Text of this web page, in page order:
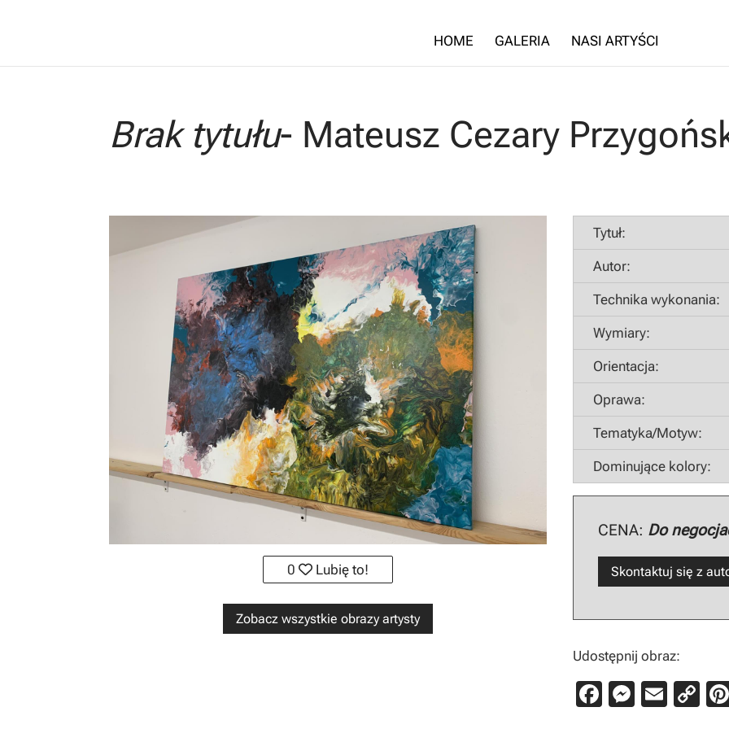
HOME GALERIA NASI ARTYŚCI
Brak tytułu- Mateusz Cezary
0 Lubię to!
Zobacz wszystkie obrazy artysty
Tytuł:
Autor:
Technika wykonania:
Wymiary:
Orientacja:
Oprawa:
Tematyka/Motyw:
Dominujące kolory:
CENA: Do
Skontaktuj się z
Udostępnij obraz:
F
M E
C